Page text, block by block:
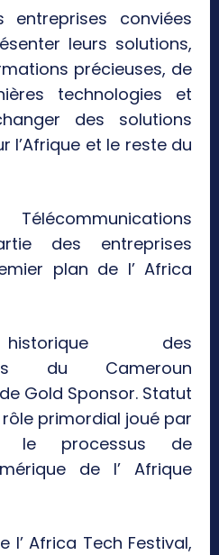
entreprises conviées
leurs solutions,
précieuses, de
technologies et
des solutions
l’Afrique et le reste du
des entreprises
plan de l’ Africa
historique des
du Cameroun
Gold Sponsor. Statut
primordial joué par
le processus de
de l’ Afrique
l’ Africa Tech Festival,